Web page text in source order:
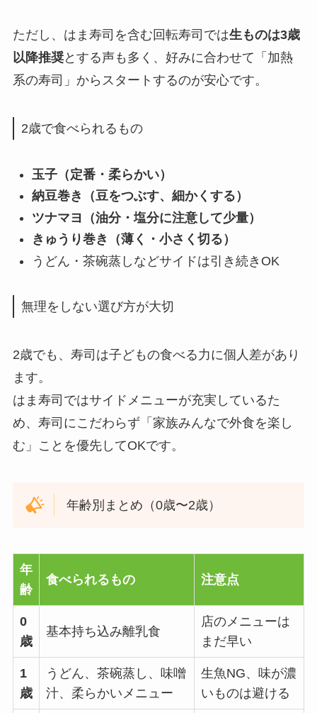
ただし、はま寿司を含む回転寿司では生ものは3歳
以降推奨とする声も多く、好みに合わせて「加熱
系の寿司」からスタートするのが安心です。
2歳で食べられるもの
玉子（定番・柔らかい）
納豆巻き（豆をつぶす、細かくする）
ツナマヨ（油分・塩分に注意して少量）
きゅうり巻き（薄く・小さく切る）
うどん・茶碗蒸しなどサイドは引き続きOK
無理をしない選び方が大切
2歳でも、寿司は子どもの食べる力に個人差があり
ます。
はま寿司ではサイドメニューが充実しているた
め、寿司にこだわらず「家族みんなで外食を楽し
む」ことを優先してOKです。
年齢別まとめ（0歳〜2歳）
年
齢
食べられるもの 注意点
0
歳
基本持ち込み離乳食
店のメニューは
まだ早い
1
歳
うどん、茶碗蒸し、味噌
汁、柔らかいメニュー
生魚NG、味が濃
いものは避ける